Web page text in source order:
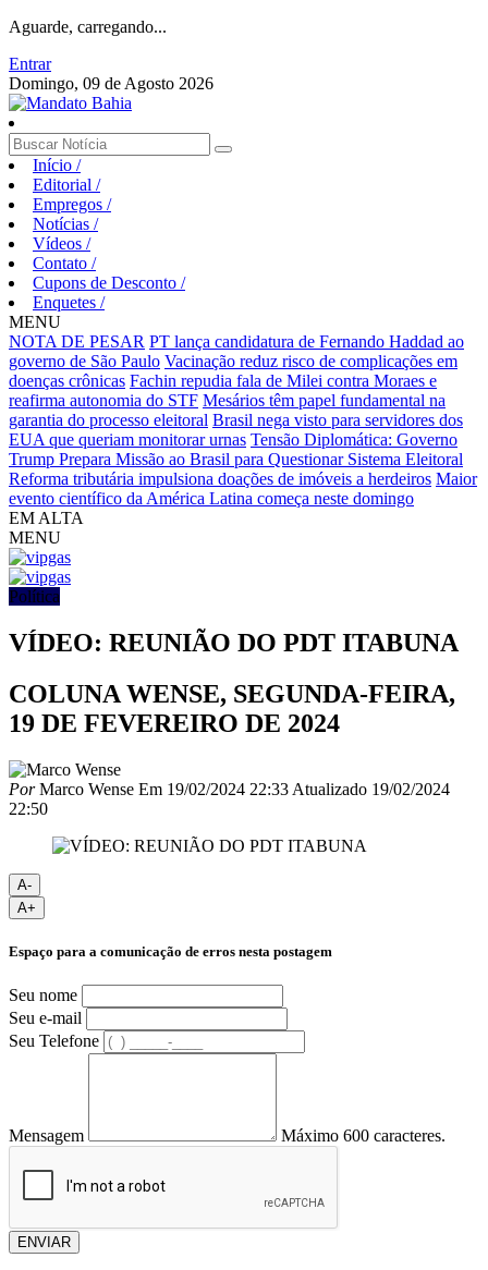
Aguarde, carregando...
Entrar
Domingo, 09 de Agosto 2026
Início /
Editorial /
Empregos /
Notícias /
Vídeos /
Contato /
Cupons de Desconto /
Enquetes /
MENU
NOTA DE PESAR PT lança candidatura de Fernando Haddad ao
governo de São Paulo Vacinação reduz risco de complicações em
doenças crônicas Fachin repudia fala de Milei contra Moraes e
reafirma autonomia do STF Mesários têm papel fundamental na
garantia do processo eleitoral Brasil nega visto para servidores dos
EUA que queriam monitorar urnas Tensão Diplomática: Governo
Trump Prepara Missão ao Brasil para Questionar Sistema Eleitoral
Reforma tributária impulsiona doações de imóveis a herdeiros Maior
evento científico da América Latina começa neste domingo
EM ALTA
MENU
Política
VÍDEO: REUNIÃO DO PDT ITABUNA
COLUNA WENSE, SEGUNDA-FEIRA,
19 DE FEVEREIRO DE 2024
PorMarco Wense Em 19/02/2024 22:33 Atualizado 19/02/2024
22:50
A-
A+
Espaço para a comunicação de erros nesta postagem
Seu nome
Seu e-mail
Seu Telefone
Mensagem Máximo 600 caracteres.
ENVIAR